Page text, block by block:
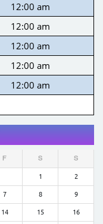
12:00 am
12:00 am
12:00 am
12:00 am
12:00 am
F S S
1 2
7 8 9
14 15 16